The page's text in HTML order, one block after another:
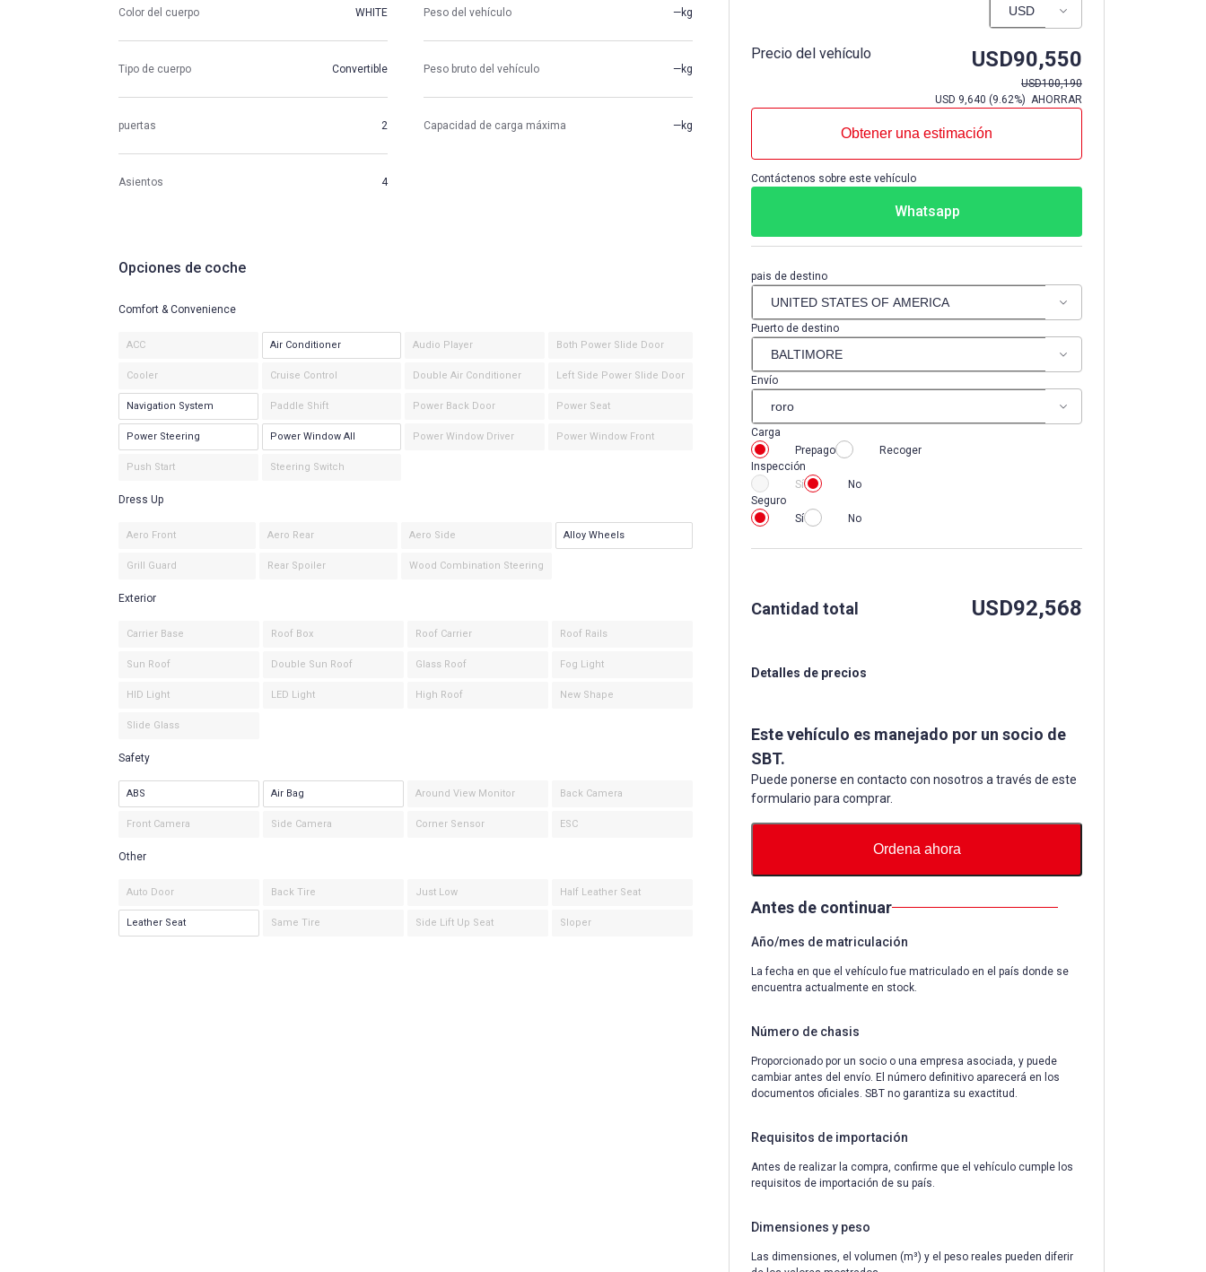
Precio del vehículo USD90,550
USD100,190
USD 9,640 (9.62%) AHORRAR
Obtener una estimación
Contáctenos sobre este vehículo
Whatsapp
pais de destino
Puerto de destino
Envío
Carga
Prepago
Recoger
Inspección
Sí
No
Seguro
Sí
No
Cantidad total USD92,568
Detalles de precios
Este vehículo es manejado por un socio de
SBT.
Puede ponerse en contacto con nosotros a través de este
formulario para comprar.
Ordena ahora
Antes de continuar
Año/mes de matriculación
La fecha en que el vehículo fue matriculado en el país donde se
encuentra actualmente en stock.
Número de chasis
Proporcionado por un socio o una empresa asociada, y puede
cambiar antes del envío. El número definitivo aparecerá en los
documentos oficiales. SBT no garantiza su exactitud.
Requisitos de importación
Antes de realizar la compra, confirme que el vehículo cumple los
requisitos de importación de su país.
Dimensiones y peso
Las dimensiones, el volumen (m³) y el peso reales pueden diferir
Color del cuerpo WHITE
Tipo de cuerpo Convertible
puertas 2
Asientos 4
Peso del vehículo —kg
Peso bruto del vehículo —kg
Capacidad de carga máxima —kg
Opciones de coche
Comfort & Convenience
ACC Air Conditioner Audio Player Both Power Slide Door
Cooler Cruise Control Double Air Conditioner Left Side Power Slide Door
Navigation System Paddle Shift Power Back Door Power Seat
Power Steering Power Window All Power Window Driver Power Window Front
Push Start Steering Switch
Dress Up
Aero Front Aero Rear Aero Side Alloy Wheels
Grill Guard Rear Spoiler Wood Combination Steering
Exterior
Carrier Base Roof Box Roof Carrier Roof Rails
Sun Roof Double Sun Roof Glass Roof Fog Light
HID Light LED Light High Roof New Shape
Slide Glass
Safety
ABS Air Bag Around View Monitor Back Camera
Front Camera Side Camera Corner Sensor ESC
Other
Auto Door Back Tire Just Low Half Leather Seat
Leather Seat Same Tire Side Lift Up Seat Sloper